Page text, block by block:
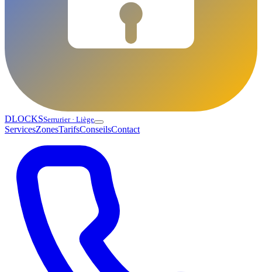
DLOCKSSerrurier · Liège
ServicesZonesTarifsConseilsContact